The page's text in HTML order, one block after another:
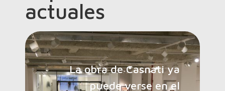
actuales
La obra de Casnati ya
puede verse en el